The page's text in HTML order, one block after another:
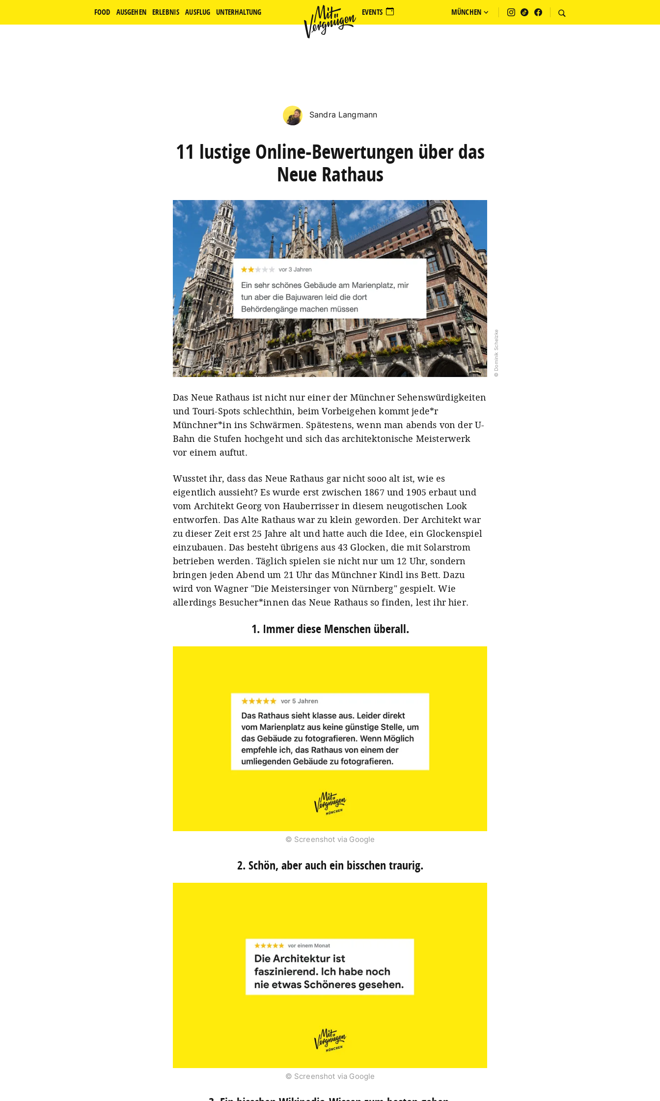
MÜNCHEN
FOOD AUSGEHEN ERLEBNIS AUSFLUG UNTERHALTUNG EVENTS
Sandra Langmann
11 lustige Online-Bewertungen über das
Neue Rathaus
© Dominik Schelzke
Das Neue Rathaus ist nicht nur einer der Münchner Sehenswürdigkeiten
und Touri-Spots schlechthin, beim Vorbeigehen kommt jede*r
Münchner*in ins Schwärmen. Spätestens, wenn man abends von der U-
Bahn die Stufen hochgeht und sich das architektonische Meisterwerk
vor einem auftut.
Wusstet ihr, dass das Neue Rathaus gar nicht sooo alt ist, wie es
eigentlich aussieht? Es wurde erst zwischen 1867 und 1905 erbaut und
vom Architekt Georg von Hauberrisser in diesem neugotischen Look
entworfen. Das Alte Rathaus war zu klein geworden. Der Architekt war
zu dieser Zeit erst 25 Jahre alt und hatte auch die Idee, ein Glockenspiel
einzubauen. Das besteht übrigens aus 43 Glocken, die mit Solarstrom
betrieben werden. Täglich spielen sie nicht nur um 12 Uhr, sondern
bringen jeden Abend um 21 Uhr das Münchner Kindl ins Bett. Dazu
wird von Wagner "Die Meistersinger von Nürnberg" gespielt. Wie
allerdings Besucher*innen das Neue Rathaus so finden, lest ihr hier.
1. Immer diese Menschen überall.
© Screenshot via Google
2. Schön, aber auch ein bisschen traurig.
© Screenshot via Google